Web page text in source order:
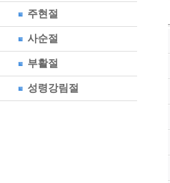
주현절
사순절
부활절
성령강림절